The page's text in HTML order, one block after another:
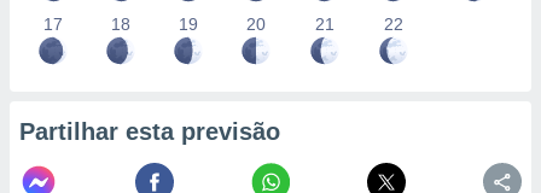
17 18 19 20 21 22
Partilhar esta previsão